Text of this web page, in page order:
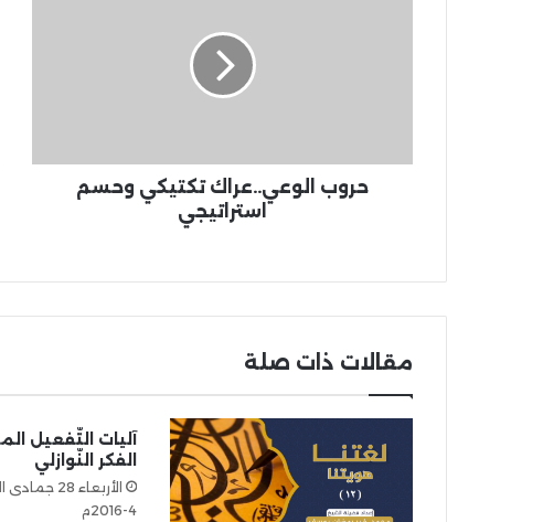
حروب الوعي..عراك تكتيكي وحسم
استراتيجي
مقالات ذات صلة
آليات التّفعيل
الفكر النّوازلي
4-2016م